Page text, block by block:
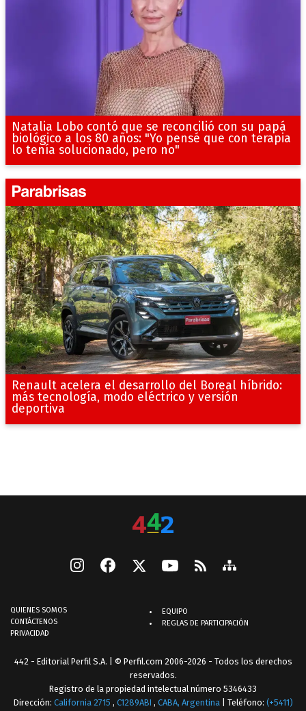
Natalia Lobo contó que se reconcilió con su papá
biológico a los 80 años: "Yo pensé que con terapia
lo tenía solucionado, pero no"
Renault acelera el desarrollo del Boreal híbrido:
más tecnología, modo eléctrico y versión
deportiva
QUIENES SOMOS
CONTÁCTENOS
PRIVACIDAD
EQUIPO
REGLAS DE PARTICIPACIÓN
442 - Editorial Perfil S.A. | © Perfil.com 2006-2026 - Todos los derechos
reservados.
Registro de la propiedad intelectual número 5346433
Dirección: California 2715 , C1289ABI , CABA, Argentina | Teléfono: (+5411)